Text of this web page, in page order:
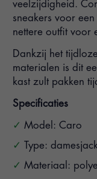
veelzijdigheid.
sneakers voor
nettere outfit voor
Dankzij het
materialen is dit
kast zult pakken
Specificaties
Model: Caro
Type:
Materiaal: